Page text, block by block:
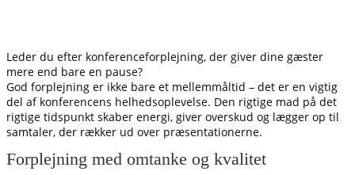
Leder du efter konferenceforplejning, der giver dine gæster
mere end bare en pause?
God forplejning er ikke bare et mellemmåltid – det er en vigtig
del af konferencens helhedsoplevelse. Den rigtige mad på det
rigtige tidspunkt skaber energi, giver overskud og lægger op til
samtaler, der rækker ud over præsentationerne.
Forplejning med omtanke og kvalitet